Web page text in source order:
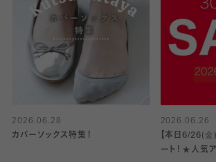
2026.06.28
カバーソックス特集！
2026.06.26
【本日6/26(
ート！★人気